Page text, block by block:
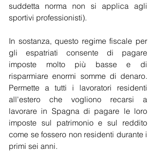
suddetta norma non si applica agli
sportivi professionisti).
In sostanza, questo regime fiscale per
gli espatriati consente di pagare
imposte molto più basse e di
risparmiare enormi somme di denaro.
Permette a tutti i lavoratori residenti
all'estero che vogliono recarsi a
lavorare in Spagna di pagare le loro
imposte sul patrimonio e sul reddito
come se fossero non residenti durante i
primi sei anni.